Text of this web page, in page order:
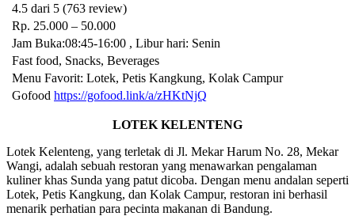
4.5 dari 5 (763 review)
Rp. 25.000 – 50.000
Jam Buka:08:45-16:00 , Libur hari: Senin
Fast food, Snacks, Beverages
Menu Favorit: Lotek, Petis Kangkung, Kolak Campur
Gofood https://gofood.link/a/zHKtNjQ
LOTEK KELENTENG
Lotek Kelenteng, yang terletak di Jl. Mekar Harum No. 28, Mekar
Wangi, adalah sebuah restoran yang menawarkan pengalaman
kuliner khas Sunda yang patut dicoba. Dengan menu andalan seperti
Lotek, Petis Kangkung, dan Kolak Campur, restoran ini berhasil
menarik perhatian para pecinta makanan di Bandung.